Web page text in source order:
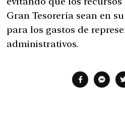
Gran Tesorería sean en
para los gastos de
administrativos.